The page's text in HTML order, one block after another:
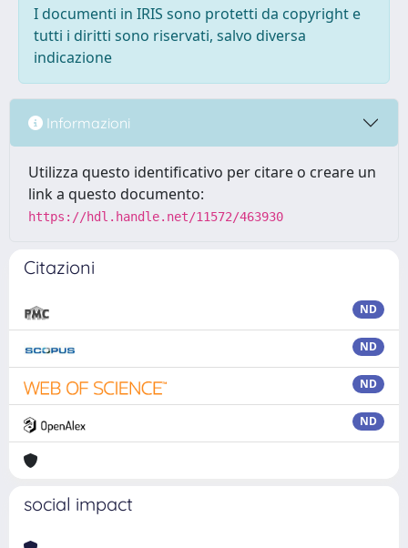
I documenti in IRIS sono protetti da copyright e
tutti i diritti sono riservati, salvo diversa
indicazione
Informazioni
Utilizza questo identificativo per citare o creare un
link a questo documento:
https://hdl.handle.net/11572/463930
Citazioni
ND
ND
ND
ND
social impact